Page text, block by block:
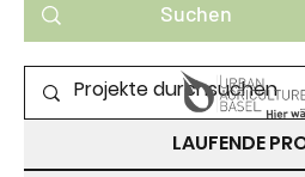
PROJEKTE ZUM
LAUFENDE